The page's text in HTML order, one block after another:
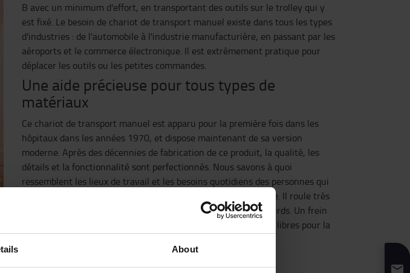
About
B avec un minimum d'effort, en transportant des outils sur le trolley qui y
est fixé. Le besoin de chariot de transport manuel existe dans tous les types
d'industries : de l'automobile à l'industrie manufacturière, en passant par les
aéroports et le commerce électronique. Il est extrêmement pratique pour
déplacer les outils ou les petites commandes.
Une aide précieuse pour tous types de
matériaux
Ce chariot de transport manuel est apparu pour la première fois dans les
hôpitaux dans les années 1970, et dispose maintenant de sa version
moderne. Après des décennies de fabrication de ce produit, la qualité, les
détails et la fonctionnalité sont perfectionnés. Nous savons à quoi
ressemblent les lieux de travail et les besoins quotidiens des personnes qui
les utilisent. Le modèle 86 porte le nom de son année d'origine. Il roule très
doucement et est facile à manipuler, même avec des outils lourds. Un frein
au pied efficace régule la roue arrière, laissant les deux mains libres pour la